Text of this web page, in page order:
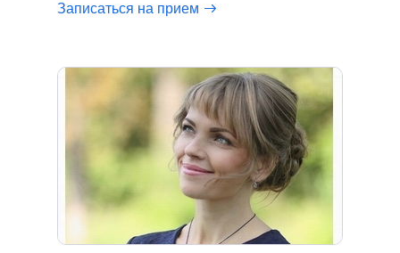
Записаться на прием